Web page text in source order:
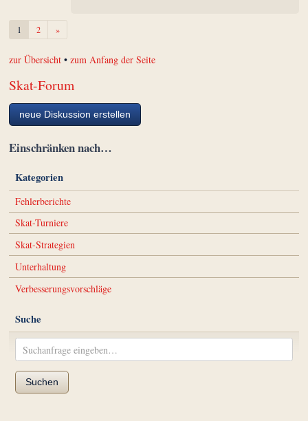
1 2 »Weiter
zur Übersicht •zum Anfang der Seite
Skat-Forum
neue Diskussion erstellen
Einschränken nach…
Kategorien
Fehlerberichte
Skat-Turniere
Skat-Strategien
Unterhaltung
Verbesserungsvorschläge
Suche
Suchen